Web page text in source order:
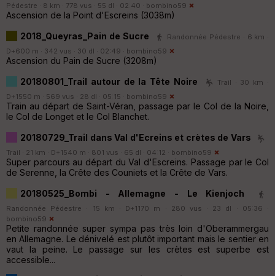
Pédestre · 8 km · 778 vus · 55 dl · 02:40 · bombino59
Ascension de la Point d'Escreins (3038m)
2018_Queyras_Pain de Sucre
Randonnée Pédestre · 6 km ·
D+600 m · 342 vus · 30 dl · 02:49 · bombino59
Ascension du Pain de Sucre (3208m)
20180801_Trail autour de la Tête Noire
Trail · 30 km ·
D+1550 m · 569 vus · 28 dl · 05:15 · bombino59
Train au départ de Saint-Véran, passage par le Col de la Noire,
le Col de Longet et le Col Blanchet.
20180729_Trail dans Val d'Ecreins et crètes de Vars
Trail · 21 km · D+1540 m · 801 vus · 65 dl · 04:12 · bombino59
Super parcours au départ du Val d'Escreins. Passage par le Col
de Serenne, la Crête des Couniets et la Crête de Vars.
20180525_Bombi - Allemagne - Le Kienjoch
Randonnée Pédestre · 15 km · D+1170 m · 280 vus · 23 dl · 05:36 ·
bombino59
Petite randonnée super sympa pas très loin d'Oberammergau
en Allemagne. Le dénivelé est plutôt important mais le sentier en
vaut la peine. Le passage sur les crètes est superbe est
accessible...